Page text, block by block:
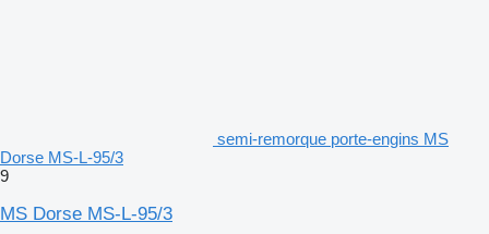
semi-remorque porte-engins MS
Dorse MS-L-95/3
9
MS Dorse MS-L-95/3